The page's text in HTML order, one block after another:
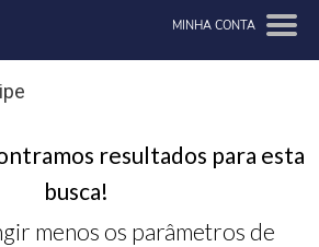
MINHA CONTA
resultados para esta
busca!
menos os parâmetros de